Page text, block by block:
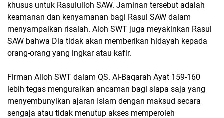
khusus untuk Rasululloh SAW. Jaminan tersebut adalah
keamanan dan kenyamanan bagi Rasul SAW dalam
menyampaikan risalah. Aloh SWT juga meyakinkan Rasul
SAW bahwa Dia tidak akan memberikan hidayah kepada
orang-orang yang ingkar atau kafir.
Firman Alloh SWT dalam QS. Al-Baqarah Ayat 159-160
lebih tegas menguraikan ancaman bagi siapa saja yang
menyembunyikan ajaran Islam dengan maksud secara
sengaja atau tidak menutup akses memperoleh